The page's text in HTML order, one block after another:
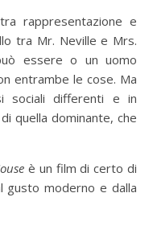
rappresentazione e
tra Mr. Neville e Mrs.
essere o un uomo
entrambe le cose. Ma
sociali differenti e in
quella dominante, che
è un film di certo di
gusto moderno e dalla